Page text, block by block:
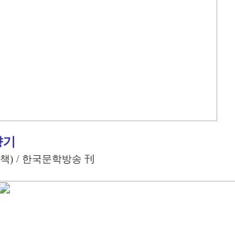
) / 한국문학방송 刊